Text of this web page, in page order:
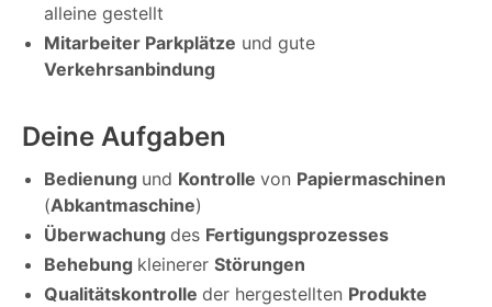
alleine gestellt
Mitarbeiter Parkplätze und gute
Verkehrsanbindung
Deine Aufgaben
Bedienung und Kontrolle von Papiermaschinen
(Abkantmaschine)
Überwachung des Fertigungsprozesses
Behebung kleinerer Störungen
Qualitätskontrolle der hergestellten Produkte